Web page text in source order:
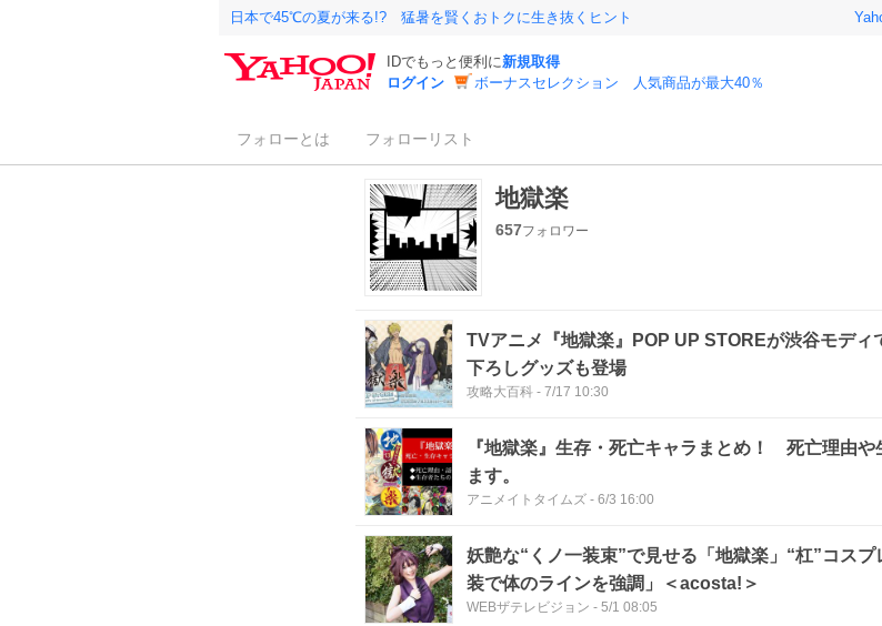
日本で45℃の夏が来る!? 猛暑を賢くおトクに生き抜くヒント
IDでもっと便利に新規取得
ログイン
ボーナスセレクション 人気商品が最大40％
フォローとは フォローリスト
地獄楽
657フォロワー
TVアニメ『地獄楽』POP UP STOREが渋谷モディ
下ろしグッズも登場
攻略大百科 - 7/17 10:30
『地獄楽』生存・死亡キャラまとめ！ 死亡理由や
ます。
アニメイトタイムズ - 6/3 16:00
妖艶な“くノ一装束”で見せる「地獄楽」“杠”コス
装で体のラインを強調」＜acosta!＞
WEBザテレビジョン - 5/1 08:05